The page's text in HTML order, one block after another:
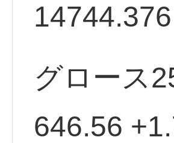
グロース
646.56